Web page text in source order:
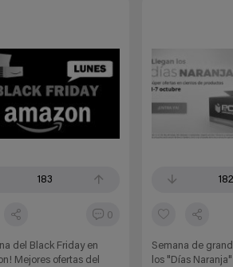
183
0
del Black Friday en
Mejores ofertas del
182
Semana de
los "Días